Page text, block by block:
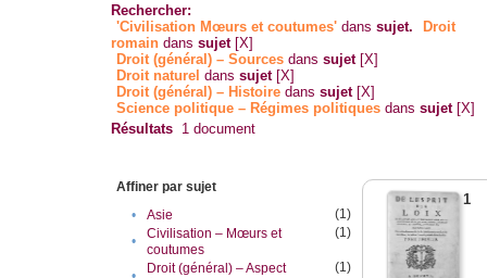
Rechercher:
'Civilisation Mœurs et coutumes' danssujet.
Droit
romain danssujet [X]
Droit (général) – Sources danssujet [X]
Droit naturel danssujet [X]
Droit (général) – Histoire danssujet [X]
Science politique – Régimes politiques danssujet [X]
Résultats 1 document
Affiner par sujet
•
Asie
(1)
•
Civilisation – Mœurs et
coutumes
(1)
Droit (général) – Aspect
(1)
1